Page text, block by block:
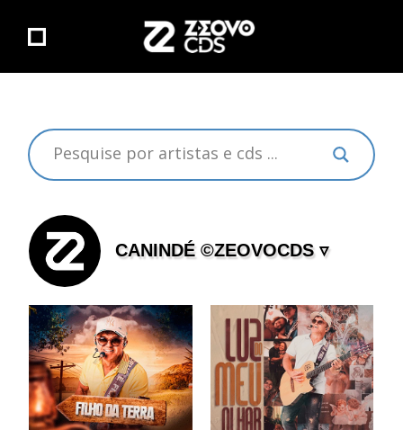
CANINDÉ ©ZEOVOCDS ▿